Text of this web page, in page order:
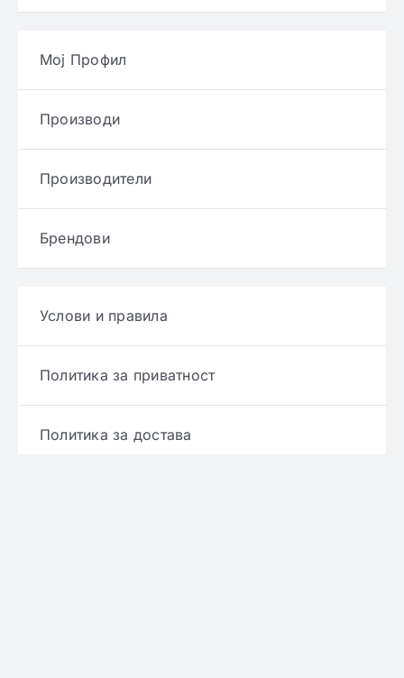
Мој Профил
Производи
Производители
Брендови
Услови и правила
Политика за приватност
Политика за достава